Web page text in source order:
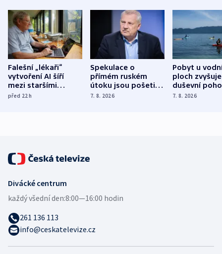
Falešní „lékaři“
vytvoření AI šíří
mezi staršími
Poláky nebezpečné
před 22h
Spekulace o
přímém ruském
útoku jsou pošetilé,
míní estonský
7. 8. 2026
Pobyt u
ploch zvyšuje
duševní
ukázala
7. 8. 2026
Divácké centrum
každý všední den:8:00—16:00 hodin
261 136 113
info@ceskatelevize.cz